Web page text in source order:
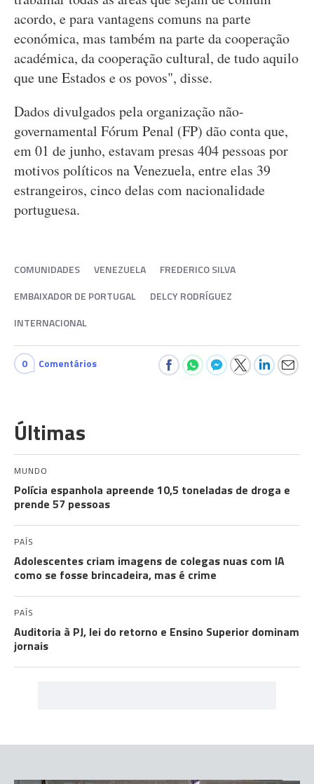
acordo, e para vantagens comuns na parte
económica, mas também na parte da cooperação
académica, da cooperação cultural, de tudo aquilo
que une Estados e os povos", disse.
Dados divulgados pela organização não-
governamental Fórum Penal (FP) dão conta que,
em 01 de junho, estavam presas 404 pessoas por
motivos políticos na Venezuela, entre elas 39
estrangeiros, cinco delas com nacionalidade
portuguesa.
COMUNIDADES VENEZUELA
FREDERICO SILVA
EMBAIXADOR DE PORTUGAL
DELCY RODRÍGUEZ
INTERNACIONAL
0 Comentários
Últimas
MUNDO
Polícia espanhola apreende 10,5 toneladas de droga e
prende 57 pessoas
PAÍS
Adolescentes criam imagens de colegas nuas com IA
como se fosse brincadeira, mas é crime
PAÍS
Auditoria à PJ, lei do retorno e Ensino Superior dominam
jornais